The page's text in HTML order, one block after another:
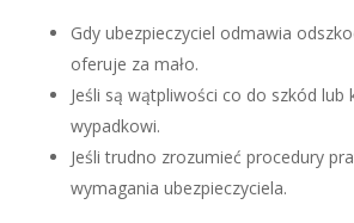
Gdy ubezpieczyciel odmawia
oferuje za mało.
Jeśli są wątpliwości co do szkód lub
wypadkowi.
Jeśli trudno zrozumieć procedury
wymagania ubezpieczyciela.